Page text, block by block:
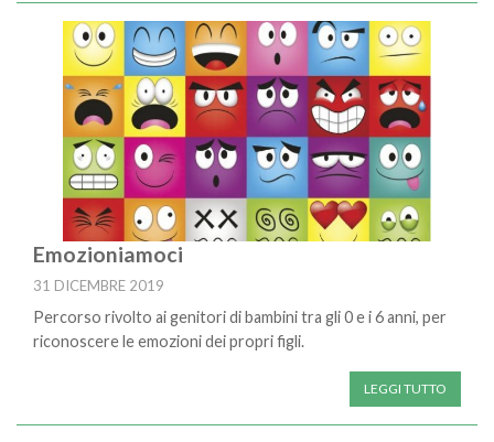
Emozioniamoci
31 DICEMBRE 2019
Percorso rivolto ai genitori di bambini tra gli 0 e i 6 anni, per
riconoscere le emozioni dei propri figli.
LEGGI TUTTO